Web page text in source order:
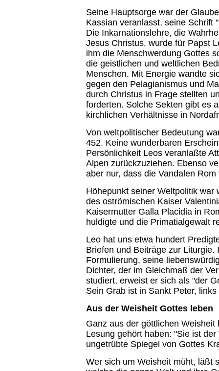
Seine Hauptsorge war der
Kassian veranlasst, seine Schrift
Die Inkarnationslehre, die
Jesus Christus, wurde für Papst
ihm die Menschwerdung Gottes
die geistlichen und weltlichen
Menschen. Mit Energie wandte
gegen den Pelagianismus und
durch Christus in Frage stellten
forderten. Solche Sekten gibt es
kirchlichen Verhältnisse in
Von weltpolitischer Bedeutung
452. Keine wunderbaren
Persönlichkeit Leos veranlaßte
Alpen zurückzuziehen. Ebenso
aber nur, dass die Vandalen
Höhepunkt seiner Weltpolitik
des oströmischen Kaiser
Kaisermutter Galla Placidia in
huldigte und die Primatialgewalt
Leo hat uns etwa hundert
Briefen und Beiträge zur
Formulierung, seine
Dichter, der im Gleichmaß der
studiert, erweist er sich als "der
Sein Grab ist in Sankt Peter,
Aus der Weisheit Gottes leben
Ganz aus der göttlichen
Lesung gehört haben: "Sie ist
ungetrübte Spiegel von Gottes
Wer sich um Weisheit müht, läßt